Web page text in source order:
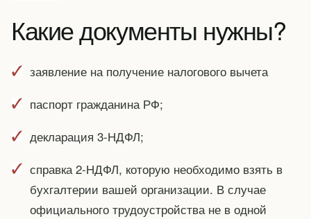
Какие документы нужны?
заявление на получение налогового вычета
паспорт гражданина РФ;
декларация 3-НДФЛ;
справка 2-НДФЛ, которую необходимо взять в
бухгалтерии вашей организации. В случае
официального трудоустройства не в одной